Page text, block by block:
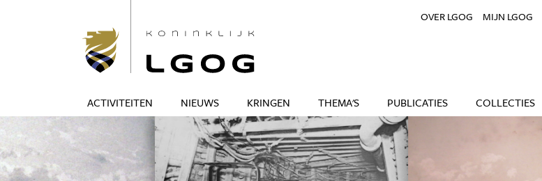
ACTIVITEITEN NIEUWS KRINGEN THEMA'S PUBLICATIES COLLECTIES
OVER LGOG MIJN LGOG